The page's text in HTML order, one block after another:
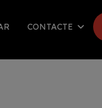
CONTACTE